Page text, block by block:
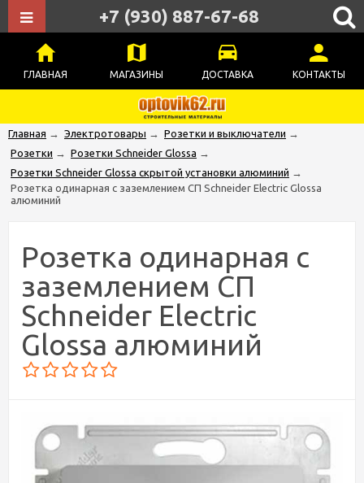
ГЛАВНАЯ МАГАЗИНЫ ДОСТАВКА КОНТАКТЫ
+7 (930) 887-67-68
Главная → Электротовары → Розетки и выключатели →
Розетки → Розетки Schneider Glossa →
Розетки Schneider Glossa скрытой установки алюминий →
Розетка одинарная с заземлением СП Schneider Electric Glossa
алюминий
Розетка одинарная с
заземлением СП
Schneider Electric
Glossa алюминий